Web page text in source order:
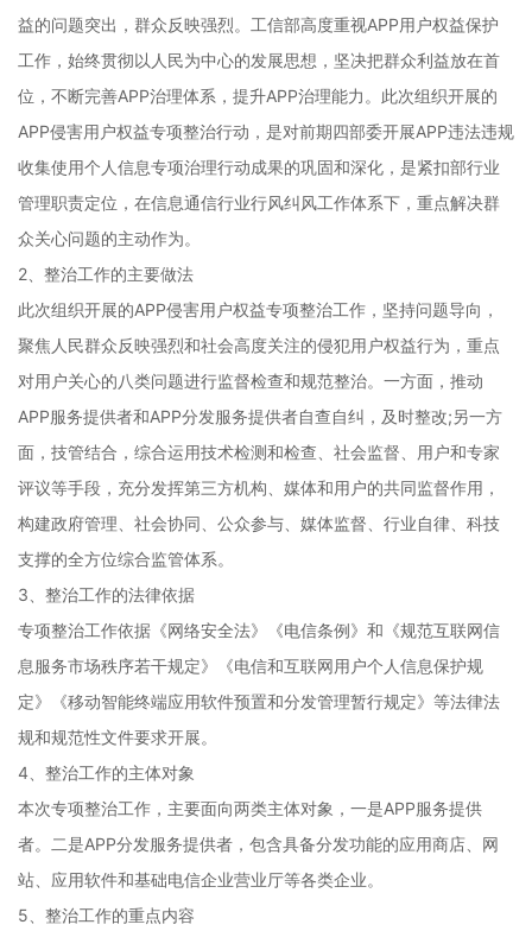
益的问题突出，群众反映强烈。工信部高度重视APP用户权益保护
工作，始终贯彻以人民为中心的发展思想，坚决把群众利益放在首
位，不断完善APP治理体系，提升APP治理能力。此次组织开展的
APP侵害用户权益专项整治行动，是对前期四部委开展APP违法违规
收集使用个人信息专项治理行动成果的巩固和深化，是紧扣部行业
管理职责定位，在信息通信行业行风纠风工作体系下，重点解决群
众关心问题的主动作为。
2、整治工作的主要做法
此次组织开展的APP侵害用户权益专项整治工作，坚持问题导向，
聚焦人民群众反映强烈和社会高度关注的侵犯用户权益行为，重点
对用户关心的八类问题进行监督检查和规范整治。一方面，推动
APP服务提供者和APP分发服务提供者自查自纠，及时整改;另一方
面，技管结合，综合运用技术检测和检查、社会监督、用户和专家
评议等手段，充分发挥第三方机构、媒体和用户的共同监督作用，
构建政府管理、社会协同、公众参与、媒体监督、行业自律、科技
支撑的全方位综合监管体系。
3、整治工作的法律依据
专项整治工作依据《网络安全法》《电信条例》和《规范互联网信
息服务市场秩序若干规定》《电信和互联网用户个人信息保护规
定》《移动智能终端应用软件预置和分发管理暂行规定》等法律法
规和规范性文件要求开展。
4、整治工作的主体对象
本次专项整治工作，主要面向两类主体对象，一是APP服务提供
者。二是APP分发服务提供者，包含具备分发功能的应用商店、网
站、应用软件和基础电信企业营业厅等各类企业。
5、整治工作的重点内容